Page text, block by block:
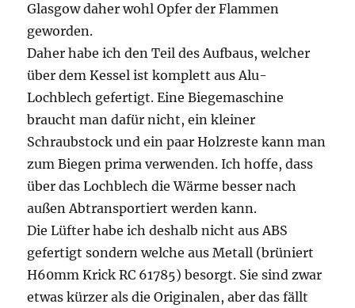
Glasgow daher wohl Opfer der Flammen
geworden.
Daher habe ich den Teil des Aufbaus, welcher
über dem Kessel ist komplett aus Alu-
Lochblech gefertigt. Eine Biegemaschine
braucht man dafür nicht, ein kleiner
Schraubstock und ein paar Holzreste kann man
zum Biegen prima verwenden. Ich hoffe, dass
über das Lochblech die Wärme besser nach
außen Abtransportiert werden kann.
Die Lüfter habe ich deshalb nicht aus ABS
gefertigt sondern welche aus Metall (brüniert
H60mm Krick RC 61785) besorgt. Sie sind zwar
etwas kürzer als die Originalen, aber das fällt